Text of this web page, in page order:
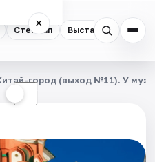
Стендап Выставки
×
☾
город (выход №11). У